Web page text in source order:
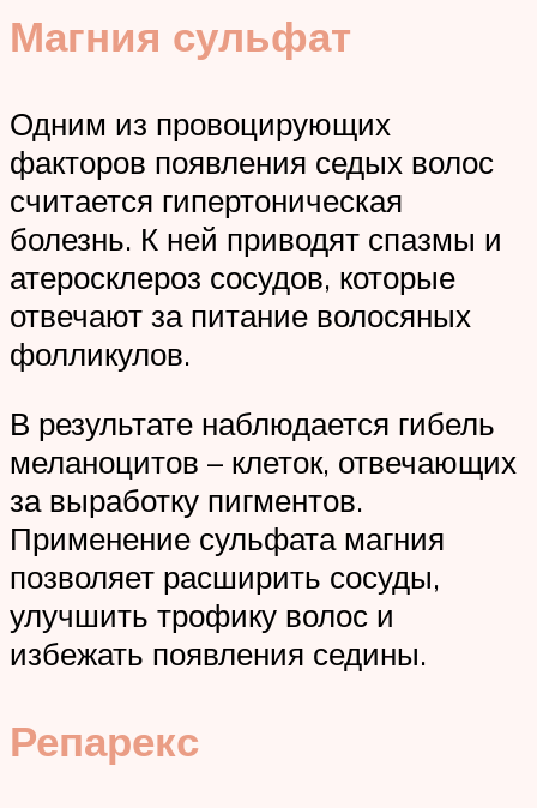
Магния сульфат
Одним из провоцирующих
факторов появления седых волос
считается гипертоническая
болезнь. К ней приводят спазмы и
атеросклероз сосудов, которые
отвечают за питание волосяных
фолликулов.
В результате наблюдается гибель
меланоцитов – клеток, отвечающих
за выработку пигментов.
Применение сульфата магния
позволяет расширить сосуды,
улучшить трофику волос и
избежать появления седины.
Репарекс